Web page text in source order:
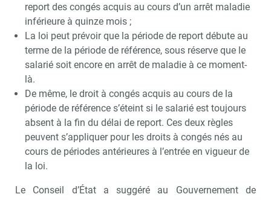
report des congés acquis au cours d’un arrêt maladie
inférieure à quinze mois ;
La loi peut prévoir que la période de report débute au
terme de la période de référence, sous réserve que le
salarié soit encore en arrêt de maladie à ce moment-
là.
De même, le droit à congés acquis au cours de la
période de référence s’éteint si le salarié est toujours
absent à la fin du délai de report. Ces deux règles
peuvent s’appliquer pour les droits à congés nés au
cours de périodes antérieures à l’entrée en vigueur de
la loi.
Le Conseil d’État a suggéré au Gouvernement de